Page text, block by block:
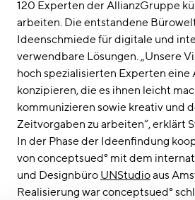
120 Experten der AllianzGruppe
arbeiten. Die entstandene
Ideenschmiede für digitale und
verwendbare Lösungen. „Unsere
hoch spezialisierten Experten eine
konzipieren, die es ihnen leicht
kommunizieren sowie kreativ und
Zeitvorgaben zu arbeiten“, erklärt
In der Phase der Ideenfindung
von conceptsued° mit dem
und Designbüro UNStudioaus
Realisierung war conceptsued°